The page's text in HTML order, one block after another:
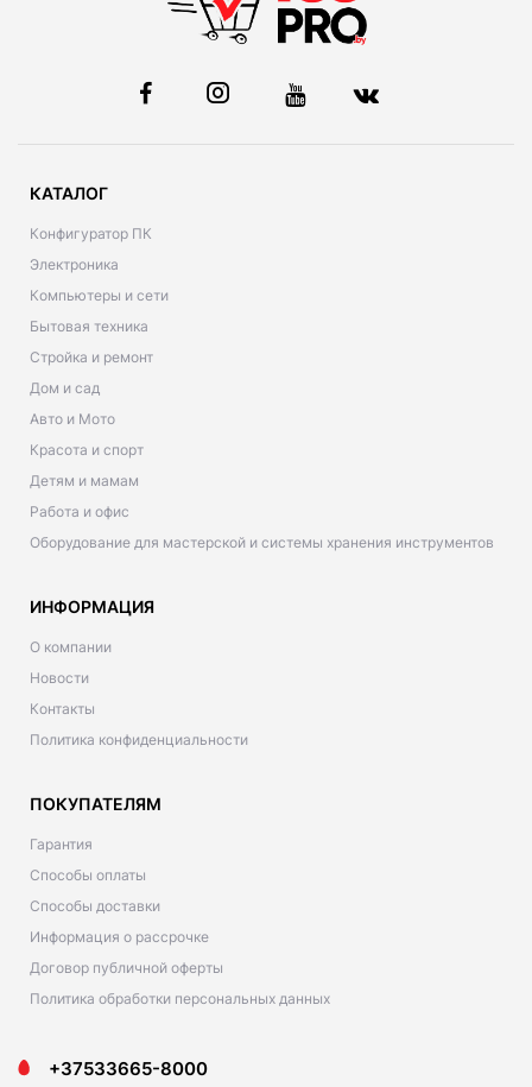
КАТАЛОГ
Конфигуратор ПК
Электроника
Компьютеры и сети
Бытовая техника
Стройка и ремонт
Дом и сад
Авто и Мото
Красота и спорт
Детям и мамам
Работа и офис
Оборудование для мастерской и системы хранения инструментов
ИНФОРМАЦИЯ
О компании
Новости
Контакты
Политика конфиденциальности
ПОКУПАТЕЛЯМ
Гарантия
Способы оплаты
Способы доставки
Информация о рассрочке
Договор публичной оферты
Политика обработки персональных данных
+37533665-8000